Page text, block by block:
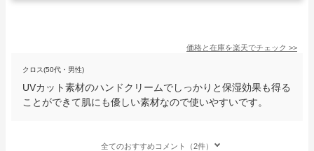
価格と在庫を楽天でチェック >>
クロス(50代・男性)
UVカット素材のハンドクリームでしっかりと保湿効果も得る
ことができて肌にも優しい素材なので使いやすいです。
全てのおすすめコメント（2件）